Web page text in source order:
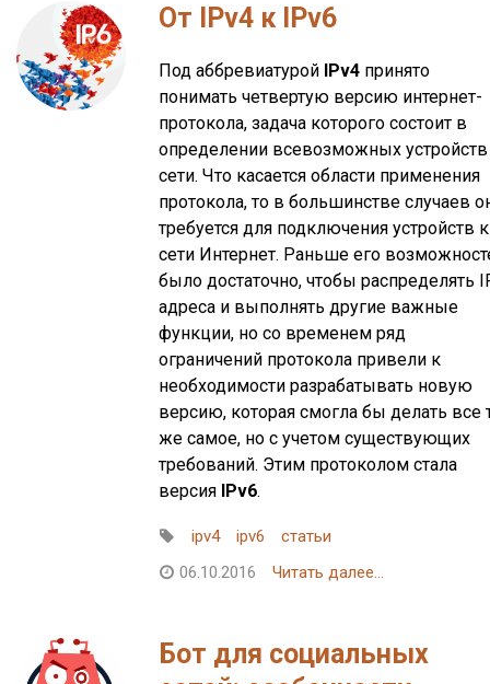
От IPv4 к IPv6
Под аббревиатурой IPv4 принято
понимать четвертую версию интернет-
протокола, задача которого состоит в
определении всевозможных
сети. Что касается области применения
протокола, то в большинстве случаев
требуется для подключения устройств к
сети Интернет. Раньше его
было достаточно, чтобы распределять
адреса и выполнять другие важные
функции, но со временем ряд
ограничений протокола привели к
необходимости разрабатывать новую
версию, которая смогла бы делать все
же самое, но с учетом существующих
требований. Этим протоколом стала
версия IPv6.
ipv4 ipv6
статьи
06.10.2016
Читать далее...
Бот для социальных